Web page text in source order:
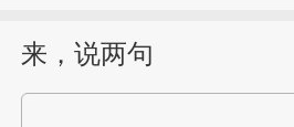
来，说两句